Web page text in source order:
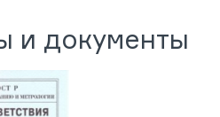
и документы